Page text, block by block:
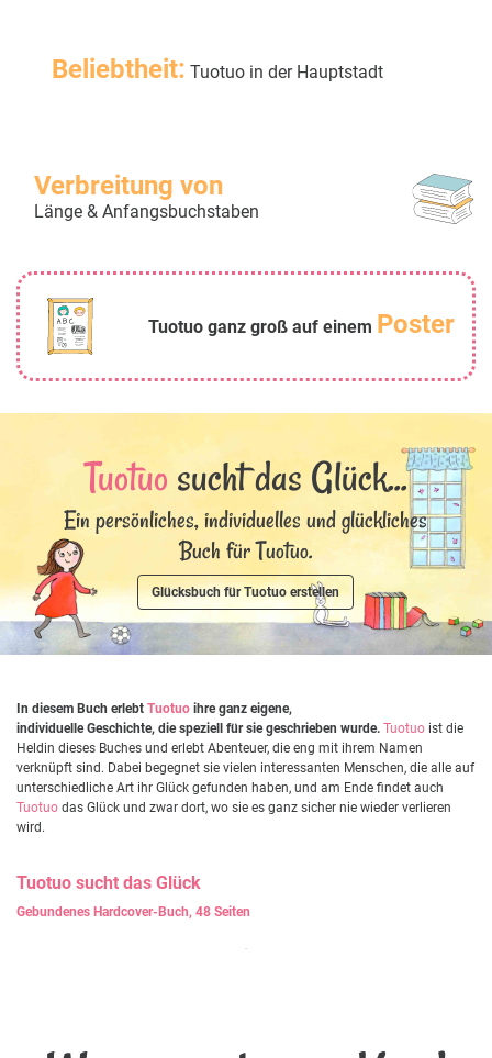
Beliebtheit: Tuotuo in der Hauptstadt
Verbreitung von
Länge & Anfangsbuchstaben
Tuotuo ganz groß auf einem Poster
Tuotuo sucht das Glück...
Ein persönliches, individuelles und glückliches
Buch für Tuotuo.
Glücksbuch für Tuotuo erstellen
In diesem Buch erlebt Tuotuo ihre ganz eigene,
individuelle Geschichte, die speziell für sie geschrieben wurde. Tuotuo ist die
Heldin dieses Buches und erlebt Abenteuer, die eng mit ihrem Namen
verknüpft sind. Dabei begegnet sie vielen interessanten Menschen, die alle auf
unterschiedliche Art ihr Glück gefunden haben, und am Ende findet auch
Tuotuo das Glück und zwar dort, wo sie es ganz sicher nie wieder verlieren
wird.
Tuotuo sucht das Glück
Gebundenes Hardcover-Buch, 48 Seiten